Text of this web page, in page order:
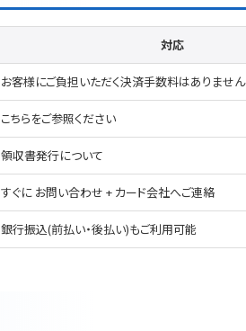
対応
お客様にご負担いただく決済手数料はありません
こちらをご参照ください
領収書発行について
すぐに お問い合わせ + カード会社へご連絡
銀行振込(前払い・後払い)もご利用可能